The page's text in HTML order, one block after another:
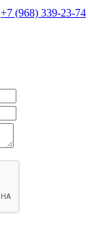
+7 (968) 339-23-74